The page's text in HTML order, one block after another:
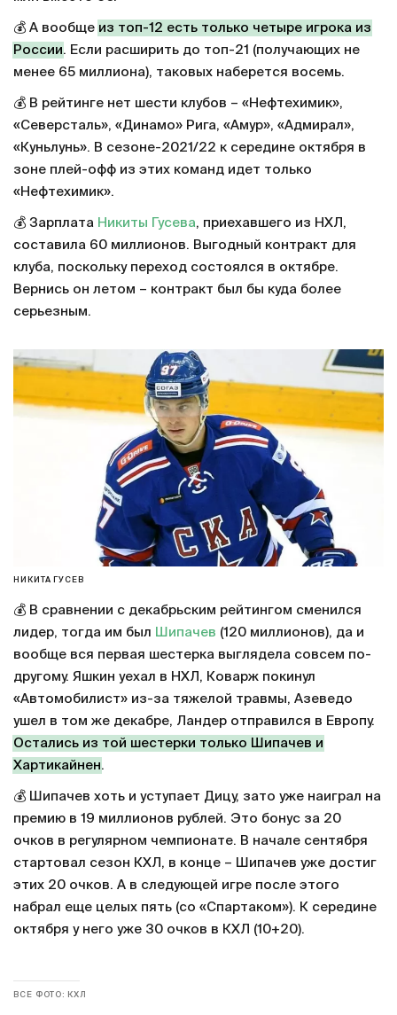
💰 А вообще из топ-12 есть только четыре игрока из
России. Если расширить до топ-21 (получающих не
менее 65 миллиона), таковых наберется восемь.
💰 В рейтинге нет шести клубов – «Нефтехимик»,
«Северсталь», «Динамо» Рига, «Амур», «Адмирал»,
«Куньлунь». В сезоне-2021/22 к середине октября в
зоне плей-офф из этих команд идет только
«Нефтехимик».
💰 Зарплата Никиты Гусева, приехавшего из НХЛ,
составила 60 миллионов. Выгодный контракт для
клуба, поскольку переход состоялся в октябре.
Вернись он летом – контракт был бы куда более
серьезным.
НИКИТА ГУСЕВ
💰 В сравнении с декабрьским рейтингом сменился
лидер, тогда им был Шипачев (120 миллионов), да и
вообще вся первая шестерка выглядела совсем по-
другому. Яшкин уехал в НХЛ, Коварж покинул
«Автомобилист» из-за тяжелой травмы, Азеведо
ушел в том же декабре, Ландер отправился в Европу.
Остались из той шестерки только Шипачев и
Хартикайнен.
💰 Шипачев хоть и уступает Дицу, зато уже наиграл на
премию в 19 миллионов рублей. Это бонус за 20
очков в регулярном чемпионате. В начале сентября
стартовал сезон КХЛ, в конце – Шипачев уже достиг
этих 20 очков. А в следующей игре после этого
набрал еще целых пять (со «Спартаком»). К середине
октября у него уже 30 очков в КХЛ (10+20).
ВСЕ ФОТО: КХЛ